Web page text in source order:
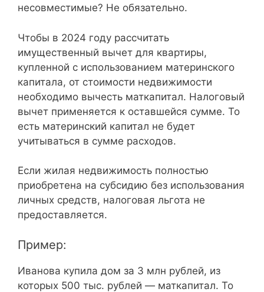
несовместимые? Не обязательно.
Чтобы в 2024 году рассчитать
имущественный вычет для квартиры,
купленной с использованием материнского
капитала, от стоимости недвижимости
необходимо вычесть маткапитал. Налоговый
вычет применяется к оставшейся сумме. То
есть материнский капитал не будет
учитываться в сумме расходов.
Если жилая недвижимость полностью
приобретена на субсидию без использования
личных средств, налоговая льгота не
предоставляется.
Пример:
Иванова купила дом за 3 млн рублей, из
которых 500 тыс. рублей — маткапитал. То